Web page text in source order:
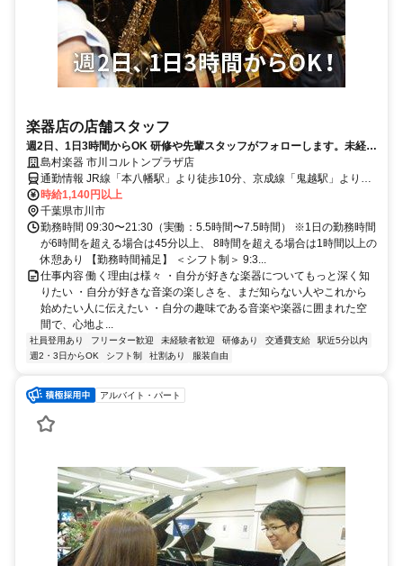
楽器店の店舗スタッフ
週2日、1日3時間からOK 研修や先輩スタッフがフォローします。未経験
者歓迎です
島村楽器 市川コルトンプラザ店
通勤情報 JR線「本八幡駅」より徒歩10分、京成線「鬼越駅」より徒
歩5分
時給1,140円以上
千葉県市川市
勤務時間 09:30〜21:30（実働：5.5時間〜7.5時間） ※1日の勤務時間
が6時間を超える場合は45分以上、 8時間を超える場合は1時間以上の
休憩あり 【勤務時間補足】 ＜シフト制＞ 9:3...
仕事内容 働く理由は様々 ・自分が好きな楽器についてもっと深く知
りたい ・自分が好きな音楽の楽しさを、まだ知らない人やこれから
始めたい人に伝えたい ・自分の趣味である音楽や楽器に囲まれた空
間で、心地よ...
社員登用あり フリーター歓迎 未経験者歓迎 研修あり 交通費支給
駅近5分以内
週2・3日からOK
シフト制 社割あり 服装自由
アルバイト・パート